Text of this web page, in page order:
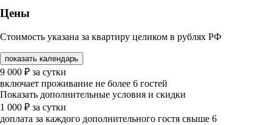
Цены
Стоимость указана за квартиру целиком в рублях РФ
показать календарь
9 000 ₽ за сутки
включает проживание не более 6 гостей
Показать дополнительные условия и скидки
1 000 ₽ за сутки
доплата за каждого дополнительного гостя свыше 6